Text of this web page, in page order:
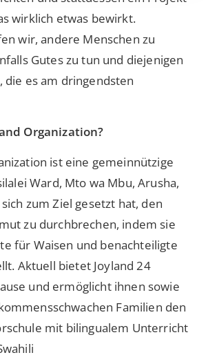
wirklich etwas bewirkt.
wir, andere Menschen zu
Gutes zu tun und diejenigen
es am dringendsten
Organization?
ist eine gemeinnützige
Ward, Mto wa Mbu, Arusha,
zum Ziel gesetzt hat, den
zu durchbrechen, indem sie
für Waisen und benachteiligte
Aktuell bietet Joyland 24
und ermöglicht ihnen sowie
Familien den
mit bilingualem Unterricht